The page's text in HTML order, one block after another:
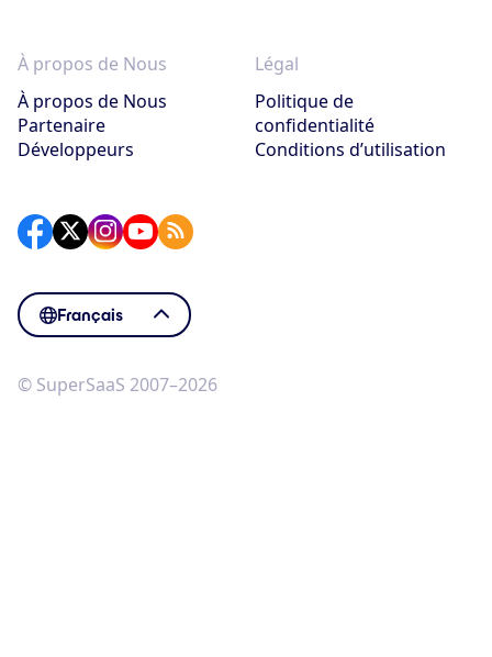
À propos de Nous
À propos de Nous
Partenaire
Développeurs
Légal
Politique de
confidentialité
Conditions d’utilisation
Français
© SuperSaaS 2007–2026